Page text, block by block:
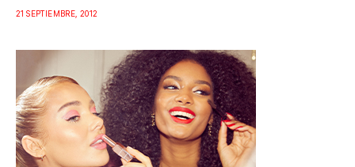
21 SEPTIEMBRE, 2012